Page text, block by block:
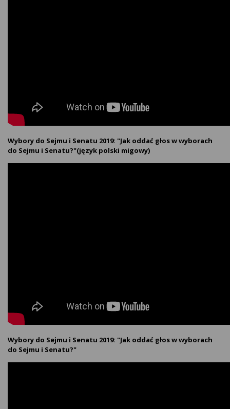
Wybory do Sejmu i Senatu 2019: "Jak oddać głos w wyborach
do Sejmu i Senatu?"(język polski migowy)
Wybory do Sejmu i Senatu 2019: "Jak oddać głos w wyborach
do Sejmu i Senatu?"